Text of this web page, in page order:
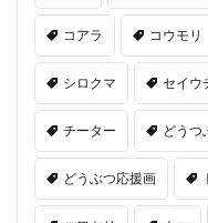
コアラ コウモリ
シロクマ セイウ
チーター どうつ
どうぶつ応援画